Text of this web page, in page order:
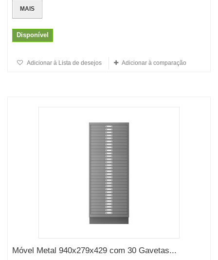
MAIS
Disponível
Adicionar à Lista de desejos Adicionar à comparação
Móvel Metal 940x279x429 com 30 Gavetas...